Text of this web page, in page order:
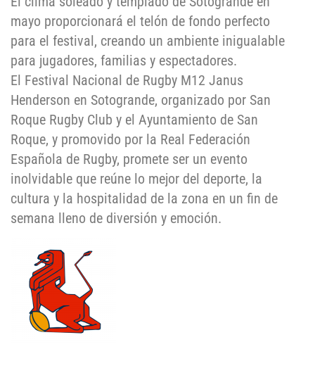
mayo proporcionará el telón de fondo perfecto
para el festival, creando un ambiente inigualable
para jugadores, familias y espectadores.
El Festival Nacional de Rugby M12 Janus
Henderson en Sotogrande, organizado por San
Roque Rugby Club y el Ayuntamiento de San
Roque, y promovido por la Real Federación
Española de Rugby, promete ser un evento
inolvidable que reúne lo mejor del deporte, la
cultura y la hospitalidad de la zona en un fin de
semana lleno de diversión y emoción.